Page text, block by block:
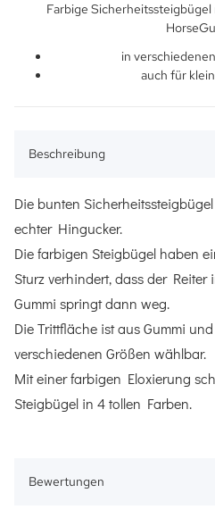
Farbige
in
auch für
Beschreibung
Die bunten
echter Hingucker.
Die farbigen Steigbügel haben
Sturz verhindert, dass der
Gummi springt dann weg.
Die Trittfläche ist aus Gummi
verschiedenen Größen wählbar.
Mit einer farbigen Eloxierung
Steigbügel in 4 tollen Farben.
Bewertungen